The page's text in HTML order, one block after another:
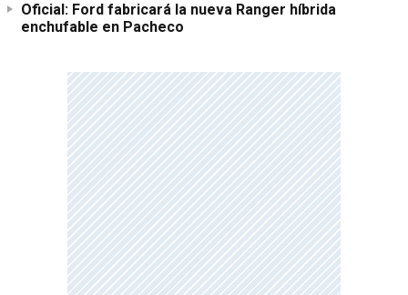
Oficial: Ford fabricará la nueva Ranger híbrida
enchufable en Pacheco